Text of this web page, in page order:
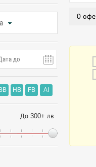
BB HB FB AI
До 300+ лв
0